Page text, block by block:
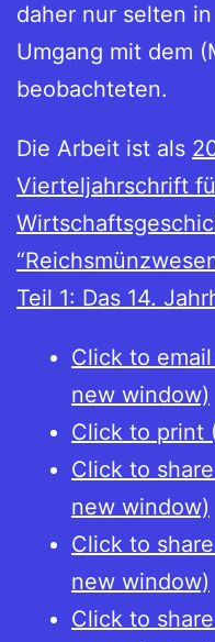
daher nur selten
Umgang mit dem
beobachteten.
Die Arbeit ist als
Vierteljahrschrift
Teil 1: Das 14.
Click to
new window)
Click to print
Click to
new window)
Click to
new window)
Click to